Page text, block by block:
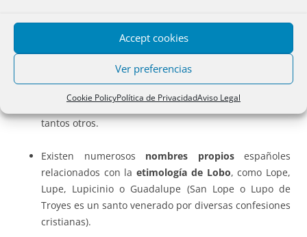
Accept cookies
Ver preferencias
Cookie PolicyPolítica de PrivacidadAviso Legal
El hecho de queun nombre designe a un animal no
es razón suficiente, por si sola, para denegarlo como
nombre propio. Así, son numerosos los casos de
animales, tales como Paloma, Coral, León, Delfín y
tantos otros.
Existen numerosos nombres propiosespañoles
relacionados con laetimología de Lobo, como Lope,
Lupe, Lupicinio o Guadalupe (San Lope o Lupo de
Troyes es un santo venerado por diversas confesiones
cristianas).